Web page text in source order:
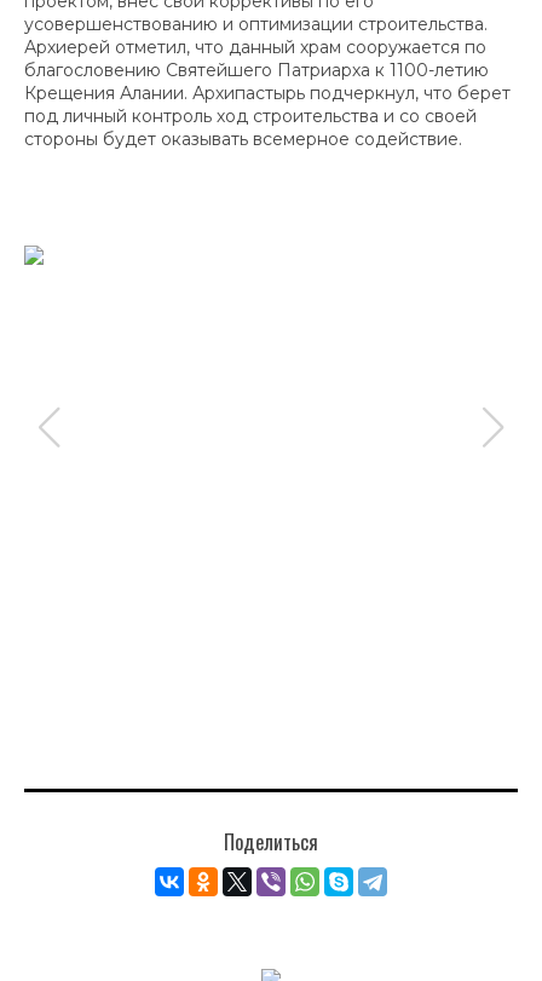
усовершенствованию и оптимизации строительства.
Архиерей отметил, что данный храм сооружается по
благословению Святейшего Патриарха к 1100-летию
Крещения Алании. Архипастырь подчеркнул, что берет
под личный контроль ход строительства и со своей
стороны будет оказывать всемерное содействие.
Поделиться